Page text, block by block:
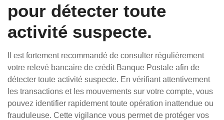
pour détecter toute
activité suspecte.
Il est fortement recommandé de consulter régulièrement
votre relevé bancaire de crédit Banque Postale afin de
détecter toute activité suspecte. En vérifiant attentivement
les transactions et les mouvements sur votre compte, vous
pouvez identifier rapidement toute opération inattendue ou
frauduleuse. Cette vigilance vous permet de protéger vos